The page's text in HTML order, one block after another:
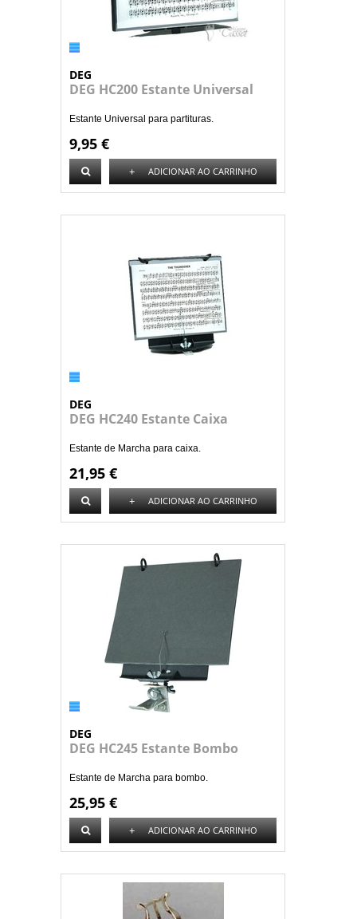
DEG
DEG HC200 Estante Universal
Estante Universal para partituras.
9,95 €
+ ADICIONAR AO CARRINHO
DEG
DEG HC240 Estante Caixa
Estante de Marcha para caixa.
21,95 €
+ ADICIONAR AO CARRINHO
DEG
DEG HC245 Estante Bombo
Estante de Marcha para bombo.
25,95 €
+ ADICIONAR AO CARRINHO